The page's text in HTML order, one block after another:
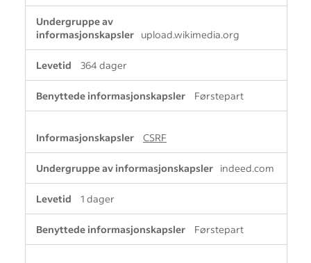
g
n
o
m
j
n
k
p
upload.wikimedia.org
364 dager
Førstepart
CSRF
indeed.com
1 dager
Førstepart